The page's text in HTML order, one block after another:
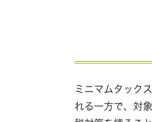
ミニマムタック
れる一方で、対